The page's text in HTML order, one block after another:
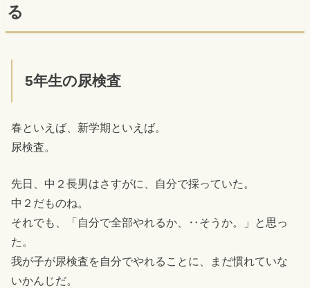
る
5年生の尿検査
春といえば、新学期といえば。
尿検査。
先日、中２長男はさすがに、自分で採っていた。
中２だものね。
それでも、「自分で全部やれるか、‥そうか。」と思っ
た。
我が子が尿検査を自分でやれることに、まだ慣れていな
いかんじだ。